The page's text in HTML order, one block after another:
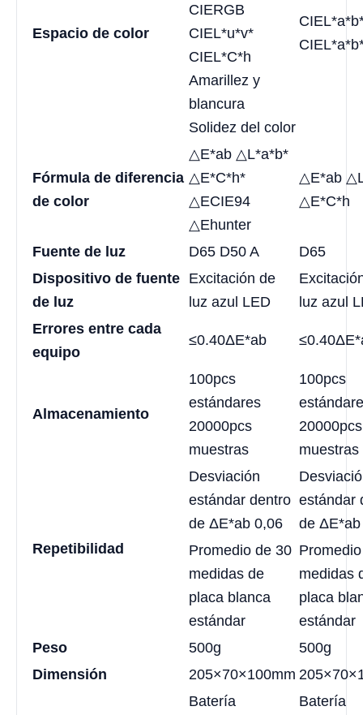
Espacio de color
CIERGB
CIEL*u*v*
CIEL*C*h
Amarillez y
blancura
Solidez del color
Fórmula de diferencia
de color
△E*ab △L*a*b*
△E*C*h*
△ECIE94
△Ehunter
△E*ab
△E*C*h
Fuente de luz D65 D50 A
D65
Dispositivo de fuente
de luz
Excitación de
luz azul LED
luz azul
Errores entre cada
equipo
≤0.40ΔE*ab
Almacenamiento
100pcs
estándares
20000pcs
muestras
100pcs
20000pcs
muestras
Repetibilidad
Desviación
estándar dentro
de ΔE*ab 0,06
estándar
de
Promedio de 30
medidas de
placa blanca
estándar
medidas
placa
estándar
Peso
500g
500g
Dimensión
205×70×100mm
Batería
Batería